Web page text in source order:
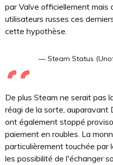
par Valve officiellement mais
utilisateurs russes ces
cette hypothèse.
— Steam Status
De plus Steam ne serait pas
réagi de la sorte, auparavant
ont également stoppé
paiement en roubles. La
particulièrement touchée par
les possibilité de l'échanger